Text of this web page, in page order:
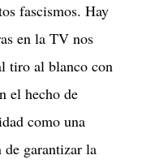
fascismos. Hay
en la TV nos
tiro al blanco con
el hecho de
como una
garantizar la